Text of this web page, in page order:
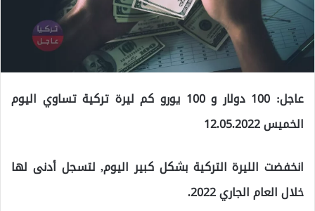
عاجل: 100 دولار و 100 يورو كم ليرة تركية تساوي اليوم
الخميس 12.05.2022
انخفضت الليرة التركية بشكل كبير اليوم, لتسجل أدنى لها
خلال العام الجاري 2022.